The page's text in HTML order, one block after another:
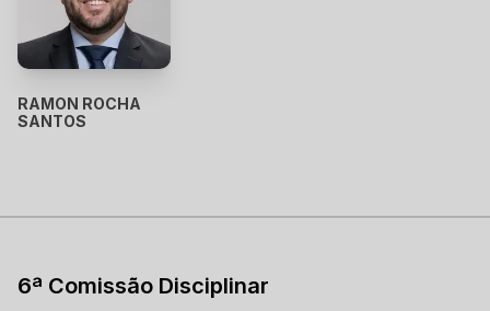
RAMON ROCHA
SANTOS
6ª Comissão Disciplinar